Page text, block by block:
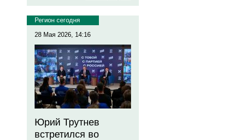
Регион сегодня
28 Мая 2026, 14:16
Юрий Трутнев
встретился во